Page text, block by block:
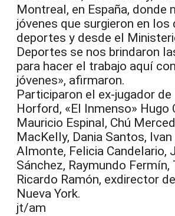
Montreal, en España, donde
jóvenes que surgieron en los
deportes y desde el
Deportes se nos brindaron
para hacer el trabajo aquí
jóvenes», afirmaron.
Participaron el ex-jugador
Horford, «El Inmenso» Hugo
Mauricio Espinal, Chú
MacKelly, Dania Santos,
Almonte, Felicia Candelario,
Sánchez, Raymundo
Ricardo Ramón, exdirector
Nueva York.
jt/am